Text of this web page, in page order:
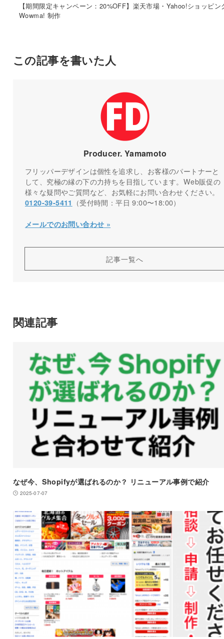
【期間限定キャンペーン：20%OFF】楽天市場・Yahoo!ショッピン
Wowma! 制作
この記事を書いた人
Producer. Yamamoto
フリッパーデザインは個性を追求し、お客様のパートナーと
して、究極の縁の下の力持ちを目指しています。Web販促の
様々な疑問やご質問など、お気軽にお問い合わせください。
0120-39-5411 （受付時間：平日 9:00〜18:00）
メールでのお問い合わせ »
記事一覧へ
関連記事
なぜ今、Shopifyが選ばれるのか？ リニューアル事例で紹介
2025-07-07